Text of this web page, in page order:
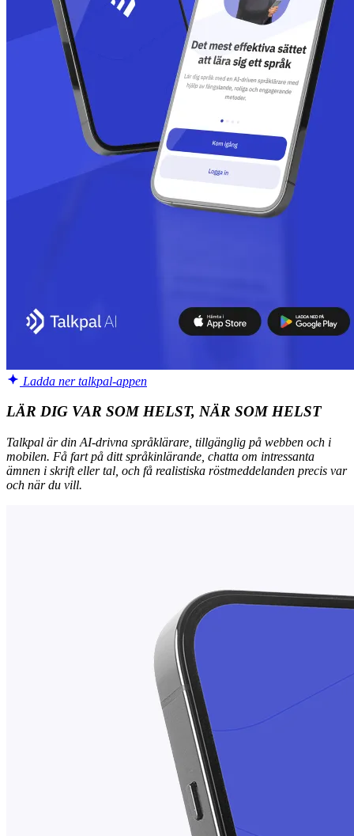
Ladda ner talkpal-appen
LÄR DIG VAR SOM HELST, NÄR SOM HELST
Talkpal är din AI-drivna språklärare, tillgänglig på webben och i
mobilen. Få fart på ditt språkinlärande, chatta om intressanta
ämnen i skrift eller tal, och få realistiska röstmeddelanden precis var
och när du vill.